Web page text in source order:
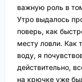
важную роль в
Утро выдалось
поверь, как
месту ловли. Как
воду, я
действительно,
на крючке уже